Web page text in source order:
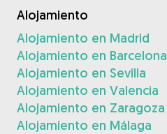
Alojamiento
Alojamiento en Madrid
Alojamiento en Barcelona
Alojamiento en Sevilla
Alojamiento en Valencia
Alojamiento en Zaragoza
Alojamiento en Málaga